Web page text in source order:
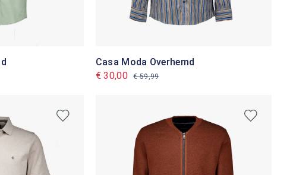
Casa Moda Overhemd
€ 30,00
€ 59,99